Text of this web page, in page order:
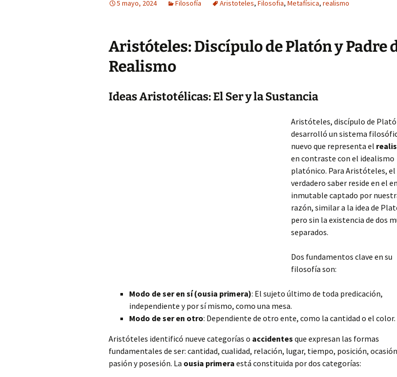
5 mayo, 2024 Filosofía Aristoteles, Filosofia, Metafísica, realismo
Aristóteles: Discípulo de Platón y Padre
Realismo
Ideas Aristotélicas: El Ser y la Sustancia
Aristóteles, discípulo de
desarrolló un sistema
nuevo que representa el
en contraste con el idealismo
platónico. Para Aristóteles, el
verdadero saber reside en el
inmutable captado por
razón, similar a la idea de
pero sin la existencia de dos
separados.
Dos fundamentos clave en su
filosofía son:
Modo de ser en sí (ousia primera): El sujeto último de toda predicación,
independiente y por sí mismo, como una mesa.
Modo de ser en otro: Dependiente de otro ente, como la cantidad o el color.
Aristóteles identificó nueve categorías o accidentes que expresan las formas
fundamentales de ser: cantidad, cualidad, relación, lugar, tiempo, posición,
pasión y posesión. La ousia primera está constituida por dos categorías: